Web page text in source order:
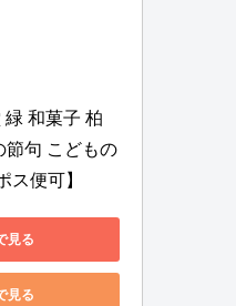
和菓子 柏
節句 こどもの
便可】
見る
見る